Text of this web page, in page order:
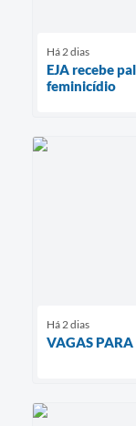
Há 2 dias
EJA recebe
feminicídio
Há 2 dias
VAGAS